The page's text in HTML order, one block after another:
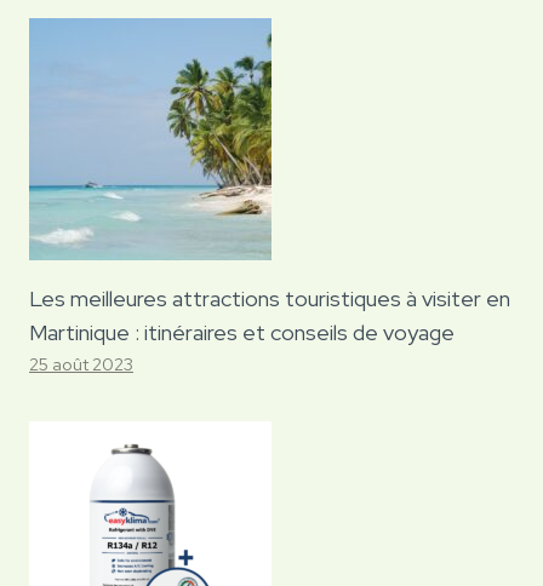
Les meilleures attractions touristiques à visiter en
Martinique : itinéraires et conseils de voyage
25 août 2023